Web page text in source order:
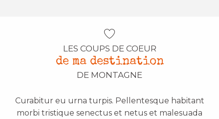
LES COUPS DE COEUR
de ma destination
DE MONTAGNE
Curabitur eu urna turpis. Pellentesque habitant
morbi tristique senectus et netus et malesuada